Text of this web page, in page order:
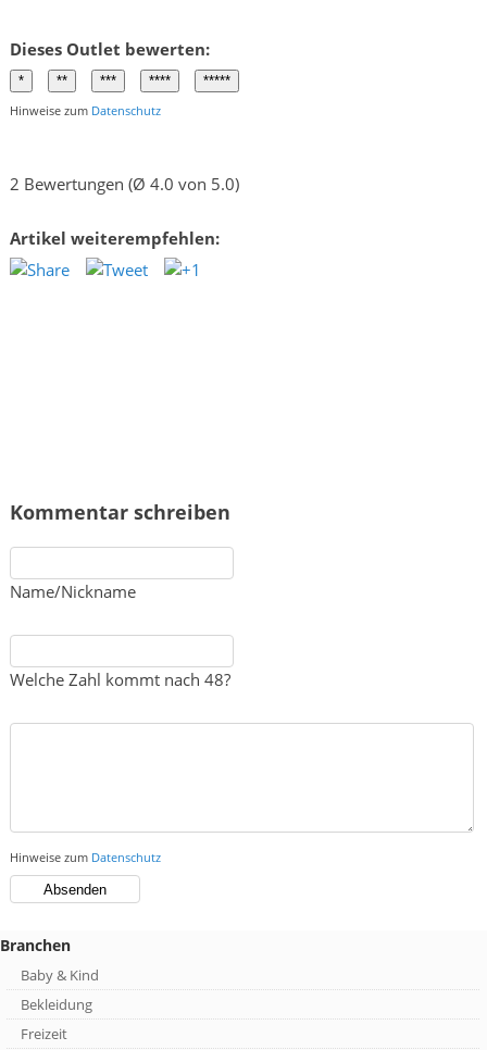
Dieses Outlet bewerten:
Hinweise zum Datenschutz
2 Bewertungen (Ø 4.0 von 5.0)
Artikel weiterempfehlen:
Kommentar schreiben
Name/Nickname
Welche Zahl kommt nach 48?
Hinweise zum Datenschutz
Branchen
Baby & Kind
Bekleidung
Freizeit